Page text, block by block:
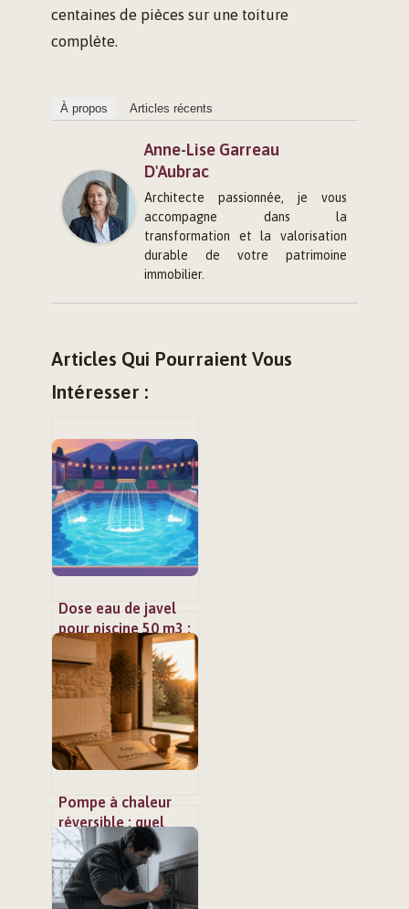
centaines de pièces sur une toiture
complète.
À propos Articles récents
Anne-Lise Garreau
D'Aubrac
Architecte passionnée, je vous
accompagne dans la
transformation et la valorisation
durable de votre patrimoine
immobilier.
Articles Qui Pourraient Vous
Intéresser :
Dose eau de javel
pour piscine 50 m3 :
le guide simple et
précis
Pompe à chaleur
réversible : quel
budget prévoir
entre 4 000 et 18
000 € ?